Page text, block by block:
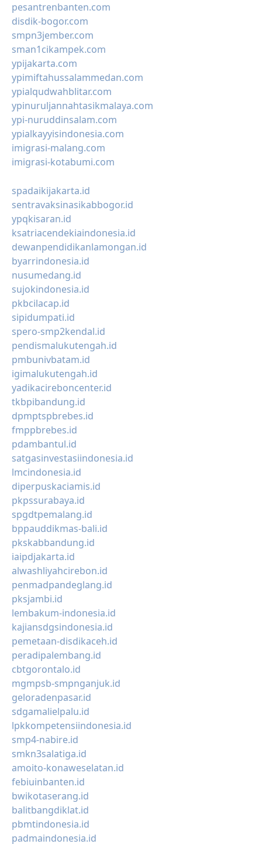
pesantrenbanten.com
disdik-bogor.com
smpn3jember.com
sman1cikampek.com
ypijakarta.com
ypimiftahussalammedan.com
ypialqudwahblitar.com
ypinuruljannahtasikmalaya.com
ypi-nuruddinsalam.com
ypialkayyisindonesia.com
imigrasi-malang.com
imigrasi-kotabumi.com
spadaikijakarta.id
sentravaksinasikabbogor.id
ypqkisaran.id
ksatriacendekiaindonesia.id
dewanpendidikanlamongan.id
byarrindonesia.id
nusumedang.id
sujokindonesia.id
pkbcilacap.id
sipidumpati.id
spero-smp2kendal.id
pendismalukutengah.id
pmbunivbatam.id
igimalukutengah.id
yadikacireboncenter.id
tkbpibandung.id
dpmptspbrebes.id
fmppbrebes.id
pdambantul.id
satgasinvestasiindonesia.id
lmcindonesia.id
diperpuskaciamis.id
pkpssurabaya.id
spgdtpemalang.id
bppauddikmas-bali.id
pkskabbandung.id
iaipdjakarta.id
alwashliyahcirebon.id
penmadpandeglang.id
pksjambi.id
lembakum-indonesia.id
kajiansdgsindonesia.id
pemetaan-disdikaceh.id
peradipalembang.id
cbtgorontalo.id
mgmpsb-smpnganjuk.id
geloradenpasar.id
sdgamalielpalu.id
lpkkompetensiindonesia.id
smp4-nabire.id
smkn3salatiga.id
amoito-konaweselatan.id
febiuinbanten.id
bwikotaserang.id
balitbangdiklat.id
pbmtindonesia.id
padmaindonesia.id